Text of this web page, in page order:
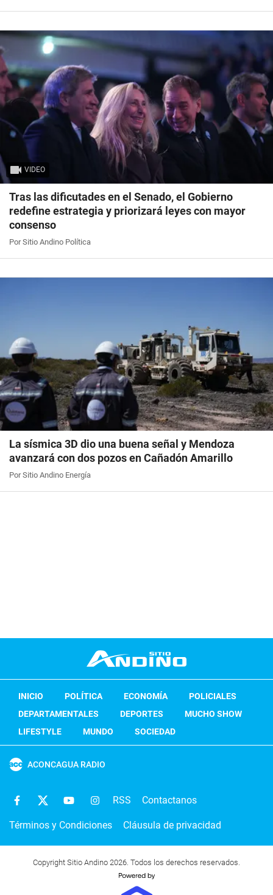
VIDEO
Tras las dificutades en el Senado, el Gobierno
redefine estrategia y priorizará leyes con mayor
consenso
Por Sitio Andino Política
La sísmica 3D dio una buena señal y Mendoza
avanzará con dos pozos en Cañadón Amarillo
Por Sitio Andino Energía
INICIO POLÍTICA ECONOMÍA
POLICIALES
DEPARTAMENTALES
DEPORTES
MUCHO SHOW
LIFESTYLE
MUNDO SOCIEDAD
ACONCAGUA RADIO
RSS Contactanos
Términos y Condiciones Cláusula de privacidad
Copyright Sitio Andino 2026. Todos los derechos reservados.